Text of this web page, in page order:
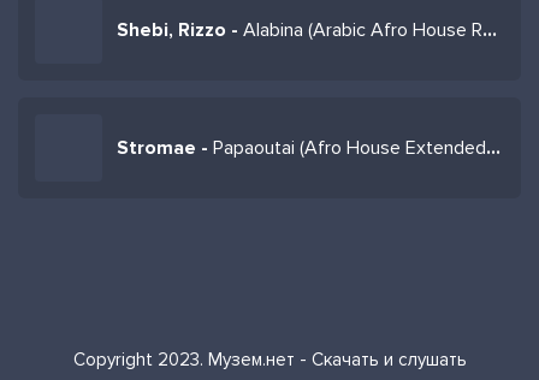
Shebi, Rizzo - Alabina (Arabic Afro House Remix)
Stromae - Papaoutai (Afro House Extended Remix)
Copyright 2023. Музем.нет - Скачать и слушать